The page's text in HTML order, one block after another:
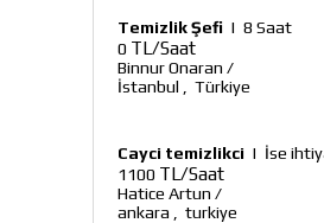
Temizlik Şefi | 8 Saat
0 TL/Saat
Binnur Onaran /
İstanbul
Türkiye
Cayci temizlikci | İse
1100 TL/Saat
Hatice Artun /
ankara
turkiye